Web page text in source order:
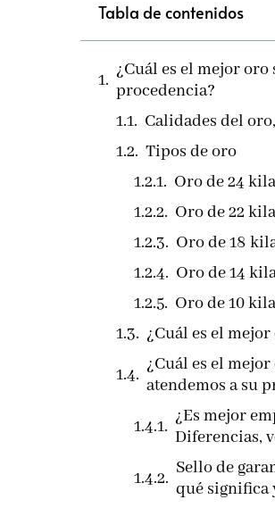
Tabla de contenidos
¿Cuál es el mejor oro
procedencia?
Calidades del
Tipos de oro
Oro de 24
Oro de 22
Oro de 18
Oro de 14
Oro de 10
¿Cuál es el mejor
¿Cuál es el
atendemos a su
¿Es mejor
Diferencias,
Sello de
qué